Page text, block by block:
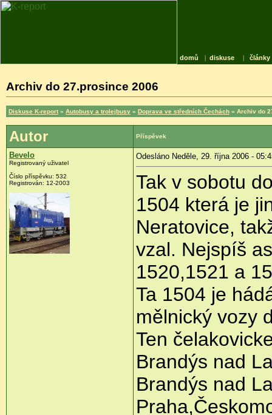
domů | diskuse | články
Archiv do 27.prosince 2006
Diskuse K-report » Autobusy a trolejbusy » Doprava ve středních Čechách » Archiv do
Autor Příspěvek
Bevelo
Registrovaný uživatel
Číslo příspěvku: 532
Registrován: 12-2003
Odesláno Neděle, 29. října 2006 -
Tak v sobotu
1504 která je
Neratovice,
vzal. Nejspíš
1520,1521 a
Ta 1504 je
mělnický vozy
Ten
Brandýs nad
Brandýs nad